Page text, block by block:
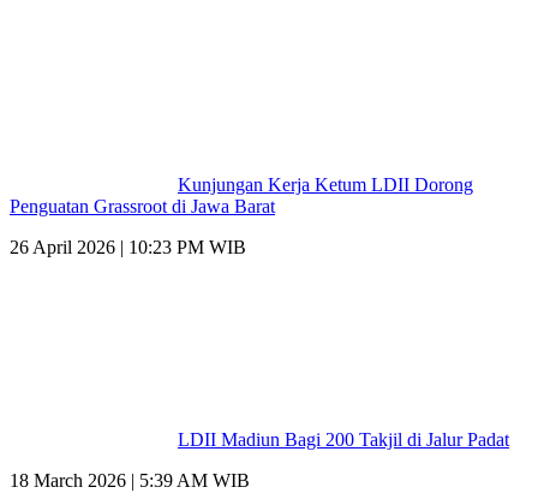
Kunjungan Kerja Ketum LDII Dorong
Penguatan Grassroot di Jawa Barat
26 April 2026 | 10:23 PM WIB
LDII Madiun Bagi 200 Takjil di Jalur Padat
18 March 2026 | 5:39 AM WIB